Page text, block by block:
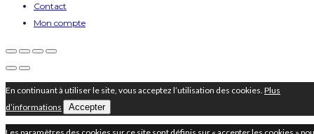
Contact
Mon compte
En continuant à utiliser le site, vous acceptez l’utilisation des cookies. Plus
d’informations
Accepter